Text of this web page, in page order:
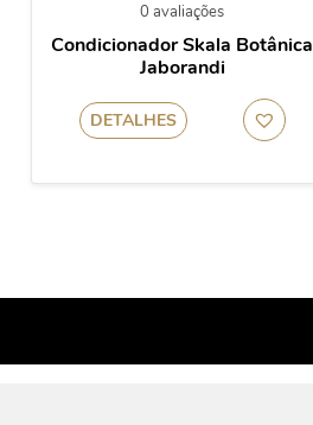
0 avaliações
Condicionador Skala Botânica
Jaborandi
DETALHES